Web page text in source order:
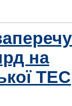
на
ТЕС